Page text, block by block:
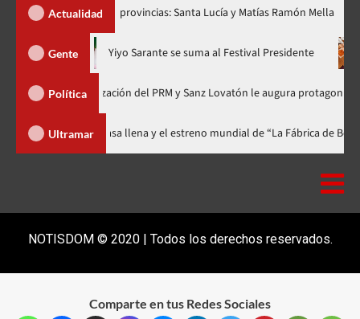
Actualidad
dos nuevas provincias: Santa Lucía y Matías Ramón Mella
Gente
en nuevo horario Yiyo Sarante se suma al Festival
Política
Organización del PRM y Sanz Lovatón le augura protagonismo político
Ultramar
celebra 15 años con una gala a casa llena y el estreno mundial de “La
NOTISDOM © 2020 | Todos los derechos reservados.
Comparte en tus Redes Sociales